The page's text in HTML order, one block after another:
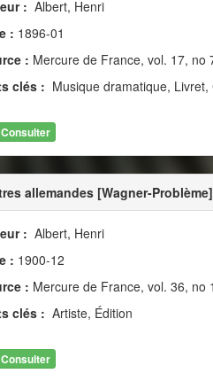
: Albert, Henri
: 1896-01
: Mercure de France, vol. 17, no
clés : Musique dramatique,
Consulter
allemandes [Wagner-Problème]
: Albert, Henri
: 1900-12
: Mercure de France, vol. 36, no
clés : Artiste, Édition
Consulter